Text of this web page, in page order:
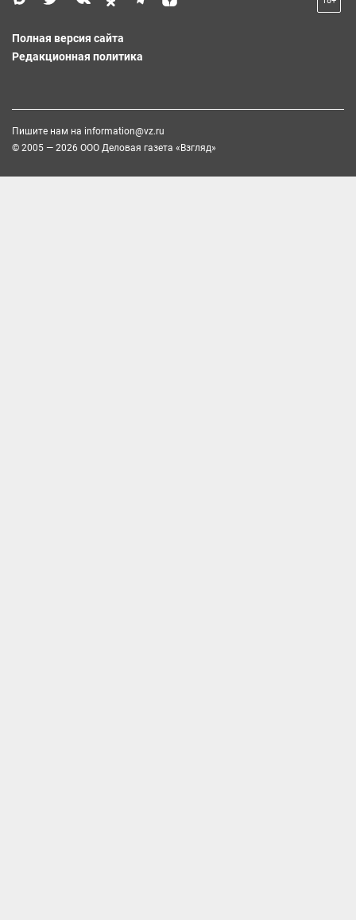
Полная версия сайта
Редакционная политика
Пишите нам на information@vz.ru
© 2005 — 2026 ООО Деловая газета «Взгляд»